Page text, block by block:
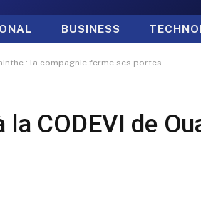
BUSINESS
: la compagnie ferme ses portes
CODEVI de